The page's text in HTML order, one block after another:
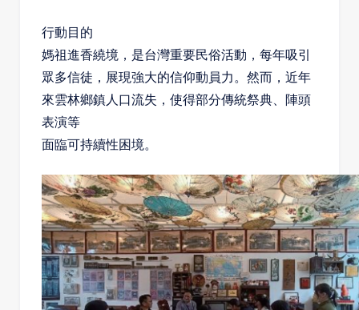
行動目的
媽祖進香繞境，是台灣重要民俗活動，每年吸引
眾多信徒，展現強大的信仰動員力。然而，近年
來雲林鄉鎮人口流失，使得部分傳統祭典、陣頭
表演等
面臨可持續性困境。